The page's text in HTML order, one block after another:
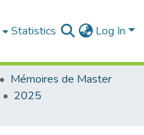
Statistics Log In
Mémoires de Master
2025